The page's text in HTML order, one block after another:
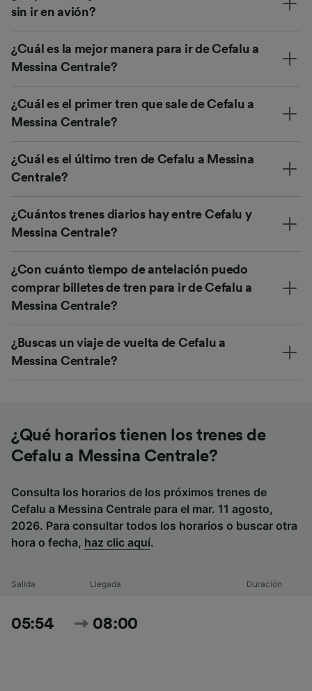
sin ir en avión?
¿Cuál es la mejor manera para ir de Cefalu a
Messina Centrale?
¿Cuál es el primer tren que sale de Cefalu a
Messina Centrale?
¿Cuál es el último tren de Cefalu a Messina
Centrale?
¿Cuántos trenes diarios hay entre Cefalu y
Messina Centrale?
¿Con cuánto tiempo de antelación puedo
comprar billetes de tren para ir de Cefalu a
Messina Centrale?
¿Buscas un viaje de vuelta de Cefalu a
Messina Centrale?
¿Qué horarios tienen los trenes de
Cefalu a Messina Centrale?
Consulta los horarios de los próximos trenes de
Cefalu a Messina Centrale para el mar. 11 agosto,
2026. Para consultar todos los horarios o buscar otra
hora o fecha, haz clic aquí.
Salida Llegada Duración
05:54 08:00